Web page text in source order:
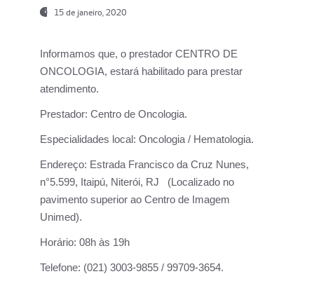
15 de janeiro, 2020
Informamos que, o prestador CENTRO DE
ONCOLOGIA, estará habilitado para prestar
atendimento.
Prestador: Centro de Oncologia.
Especialidades local: Oncologia / Hematologia.
Endereço: Estrada Francisco da Cruz Nunes,
n°5.599, Itaipú, Niterói, RJ (Localizado no
pavimento superior ao Centro de Imagem
Unimed).
Horário: 08h às 19h
Telefone: (021) 3003-9855 / 99709-3654.